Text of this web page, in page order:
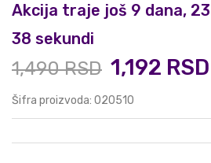
Akcija traje još 9 dana,
38 sekundi
1,490 RSD 1,192 RSD
Šifra proizvoda: 020510